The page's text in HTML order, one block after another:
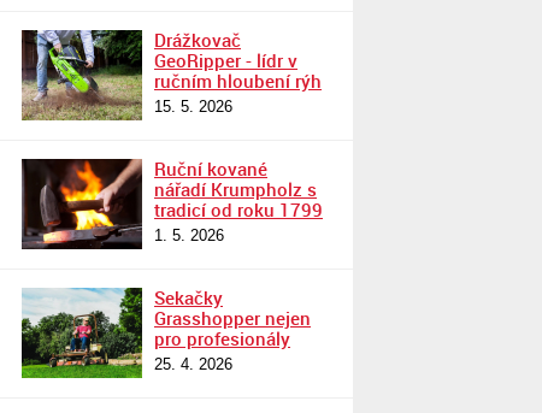
Drážkovač
GeoRipper - lídr v
ručním hloubení rýh
15. 5. 2026
Ruční kované
nářadí Krumpholz s
tradicí od roku 1799
1. 5. 2026
Sekačky
Grasshopper nejen
pro profesionály
25. 4. 2026